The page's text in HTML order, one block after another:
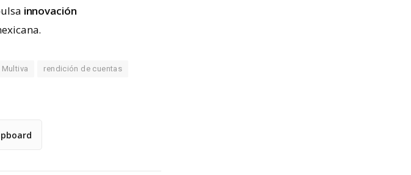
innovación
Multiva rendición de cuentas